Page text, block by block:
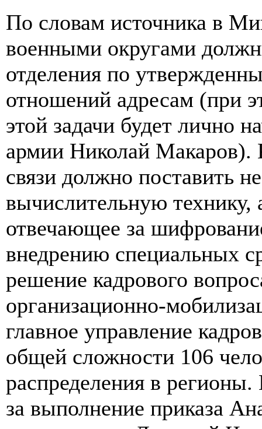
По словам источника в
военными округами
отделения по
отношений адресам (при
этой задачи будет лично
армии Николай Макаров).
связи должно поставить
вычислительную технику,
отвечающее за
внедрению специальных
решение кадрового
организационно-
главное управление
общей сложности 106
распределения в
за выполнение приказа